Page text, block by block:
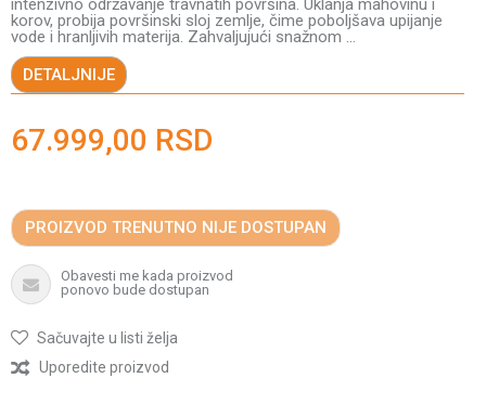
intenzivno održavanje travnatih površina. Uklanja mahovinu i
korov, probija površinski sloj zemlje, čime poboljšava upijanje
vode i hranljivih materija. Zahvaljujući snažnom ...
DETALJNIJE
67.999,00 RSD
PROIZVOD TRENUTNO NIJE DOSTUPAN
Obavesti me kada proizvod
ponovo bude dostupan
Sačuvajte u listi želja
Uporedite proizvod